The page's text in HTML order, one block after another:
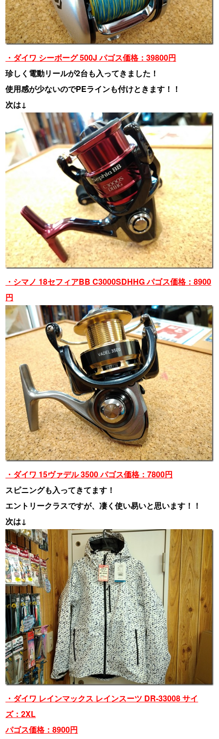
・ダイワ シーボーグ 500J パゴス価格：39800円
珍しく電動リールが2台も入ってきました！
使用感が少ないのでPEラインも付けときます！！
次は↓
・シマノ 18セフィアBB C3000SDHHG パゴス価格：8900
円
・ダイワ 15ヴァデル 3500 パゴス価格：7800円
スピニングも入ってきてます！
エントリークラスですが、凄く使い易いと思います！！
次は↓
・ダイワ レインマックス レインスーツ DR-33008 サイ
ズ：2XL
パゴス価格：8900円